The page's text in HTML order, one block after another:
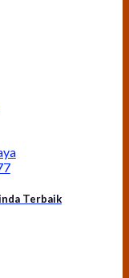
Terbaik